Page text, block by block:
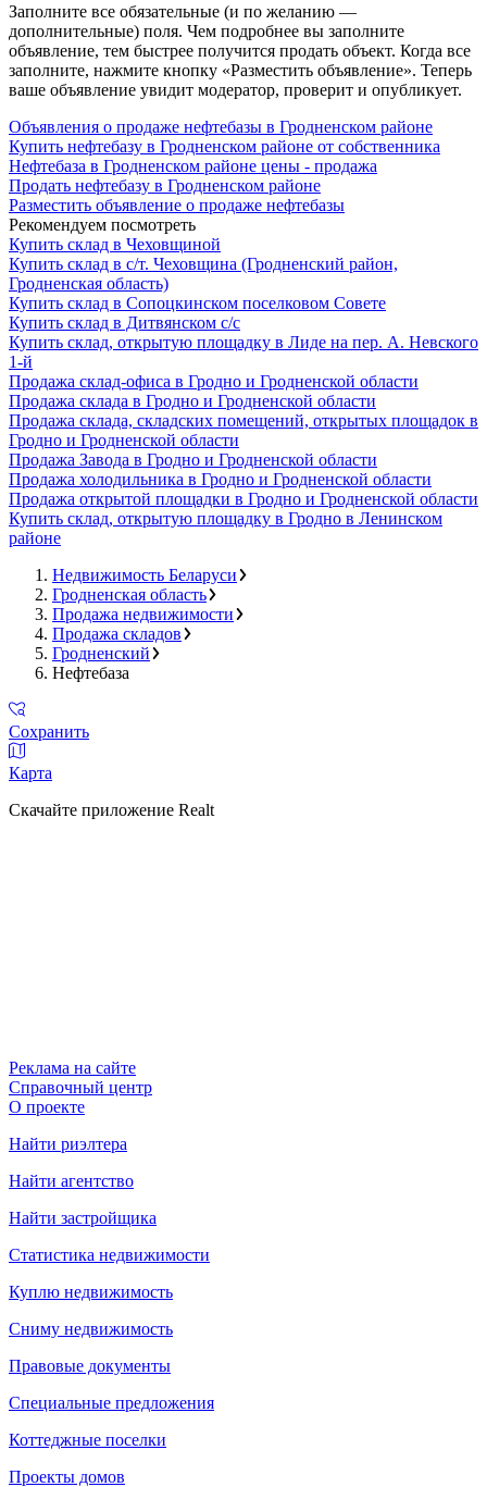
Заполните все обязательные (и по желанию —
дополнительные) поля. Чем подробнее вы заполните
объявление, тем быстрее получится продать объект. Когда все
заполните, нажмите кнопку «Разместить объявление». Теперь
ваше объявление увидит модератор, проверит и опубликует.
Объявления о продаже нефтебазы в Гродненском районе
Купить нефтебазу в Гродненском районе от собственника
Нефтебаза в Гродненском районе цены - продажа
Продать нефтебазу в Гродненском районе
Разместить объявление о продаже нефтебазы
Рекомендуем посмотреть
Купить склад в Чеховщиной
Купить склад в с/т. Чеховщина (Гродненский район,
Гродненская область)
Купить склад в Сопоцкинском поселковом Совете
Купить склад в Дитвянском с/с
Купить склад, открытую площадку в Лиде на пер. А. Невского
1-й
Продажа склад-офиса в Гродно и Гродненской области
Продажа склада в Гродно и Гродненской области
Продажа склада, складских помещений, открытых площадок в
Гродно и Гродненской области
Продажа Завода в Гродно и Гродненской области
Продажа холодильника в Гродно и Гродненской области
Продажа открытой площадки в Гродно и Гродненской области
Купить склад, открытую площадку в Гродно в Ленинском
районе
Недвижимость Беларуси
Гродненская область
Продажа недвижимости
Продажа складов
Гродненский
Нефтебаза
Сохранить
Карта
Скачайте приложение Realt
Реклама на сайте
Справочный центр
О проекте
Найти риэлтера
Найти агентство
Найти застройщика
Статистика недвижимости
Куплю недвижимость
Сниму недвижимость
Правовые документы
Специальные предложения
Коттеджные поселки
Проекты домов